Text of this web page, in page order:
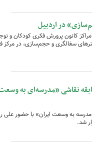
در اردبیل
کانون پرورش فکری کودکان و
سفالگری و حجم‌سازی، در مرکز
نقاشی «مدرسه‌ای به
به وسعت ایران» با حضور علی
شد.